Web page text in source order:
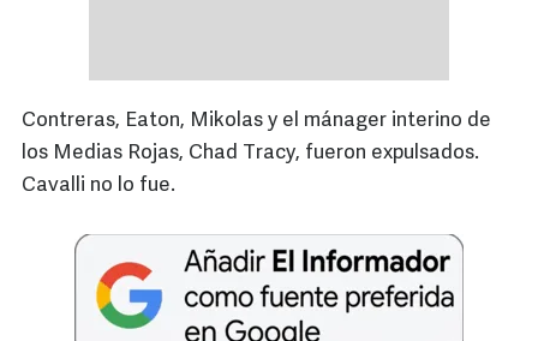
Contreras, Eaton, Mikolas y el mánager interino de
los Medias Rojas, Chad Tracy, fueron expulsados.
Cavalli no lo fue.